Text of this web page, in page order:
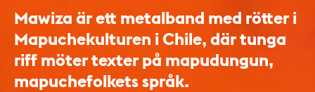
Mawiza är ett metalband med rötter i
Mapuchekulturen i Chile, där tunga
riff möter texter på mapudungun,
mapuchefolkets språk.